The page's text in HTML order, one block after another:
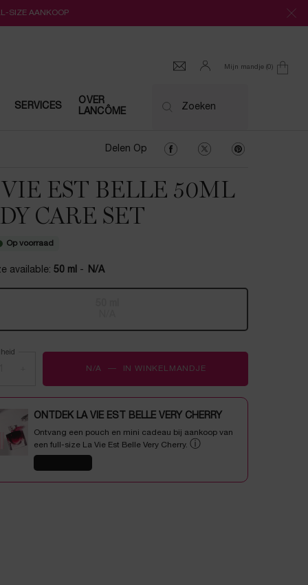
SIZE AANKOOP
Mijn mandje 0
0 product
SERVICES
OVER
LANCÔME
Zoeken
Delen Op Delen Op Facebook
Delen Op Twitter
Delen Op
EST BELLE 50ML
CARE SET
Op voorraad
available: 50 ml - N/A
N/A ― IN WINKELMANDJE
ONTDEK LA VIE EST BELLE VERY CHERRY
Ontvang een pouch en mini cadeau bij aankoop van
een full-size La Vie Est Belle Very Cherry. ⓘ